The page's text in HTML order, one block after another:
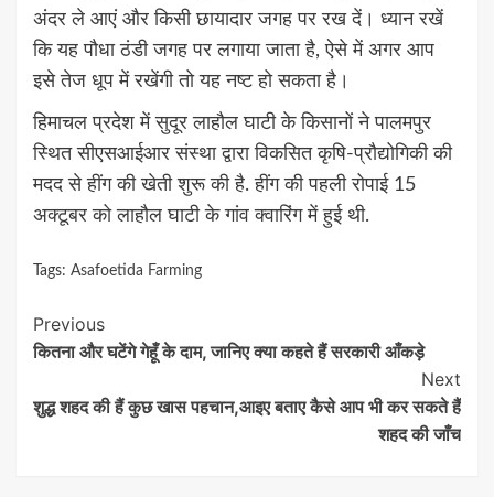
अंदर ले आएं और किसी छायादार जगह पर रख दें। ध्यान रखें
कि यह पौधा ठंडी जगह पर लगाया जाता है, ऐसे में अगर आप
इसे तेज धूप में रखेंगी तो यह नष्ट हो सकता है।
हिमाचल प्रदेश में सुदूर लाहौल घाटी के किसानों ने पालमपुर
स्थित सीएसआईआर संस्था द्वारा विकसित कृषि-प्रौद्योगिकी की
मदद से हींग की खेती शुरू की है. हींग की पहली रोपाई 15
अक्टूबर को लाहौल घाटी के गांव क्वारिंग में हुई थी.
Tags: Asafoetida Farming
Continue
Reading
Previous
कितना और घटेंगे गेहूँ के दाम, जानिए क्या कहते हैं सरकारी आँकड़े
Next
शुद्ध शहद की हैं कुछ खास पहचान,आइए बताए कैसे आप भी कर सकते हैं
शहद की जाँच